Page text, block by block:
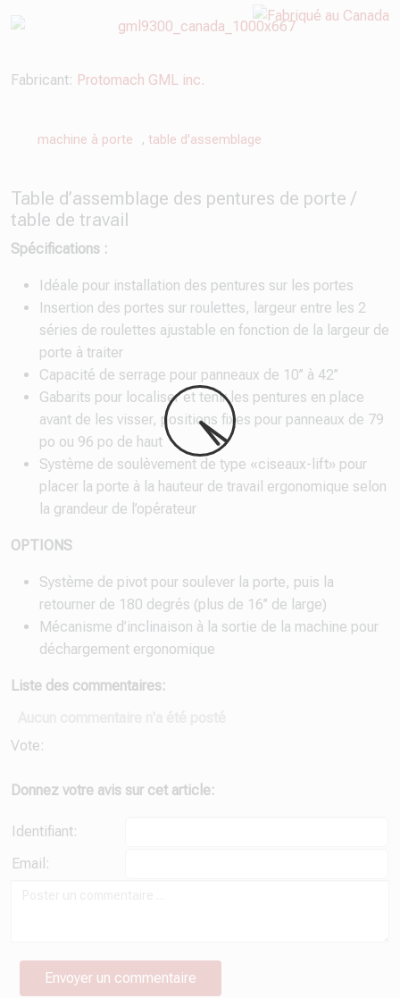
Fabricant: Protomach GML inc.
machine à porte , table d'assemblage
Table d’assemblage des pentures de porte /
table de travail
Spécifications :
Idéale pour installation des pentures sur les portes
Insertion des portes sur roulettes, largeur entre les 2
séries de roulettes ajustable en fonction de la largeur de
porte à traiter
Capacité de serrage pour panneaux de 10’’ à 42’’
Gabarits pour localiser et tenir les pentures en place
avant de les visser, positions fixes pour panneaux de 79
po ou 96 po de haut
Système de soulèvement de type «ciseaux-lift» pour
placer la porte à la hauteur de travail ergonomique selon
la grandeur de l’opérateur
OPTIONS
Système de pivot pour soulever la porte, puis la
retourner de 180 degrés (plus de 16’’ de large)
Mécanisme d’inclinaison à la sortie de la machine pour
déchargement ergonomique
Liste des commentaires:
Vote:
Donnez votre avis sur cet article:
Identifiant:
Email: